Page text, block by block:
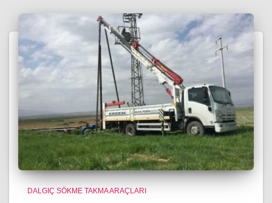
DALGIÇ SÖKME TAKMA ARAÇLARI